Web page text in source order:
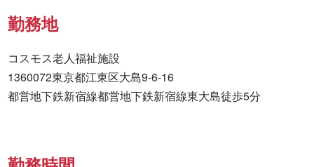
勤務地
コスモス老人福祉施設
1360072東京都江東区大島9-6-16
都営地下鉄新宿線都営地下鉄新宿線東大島徒歩5分